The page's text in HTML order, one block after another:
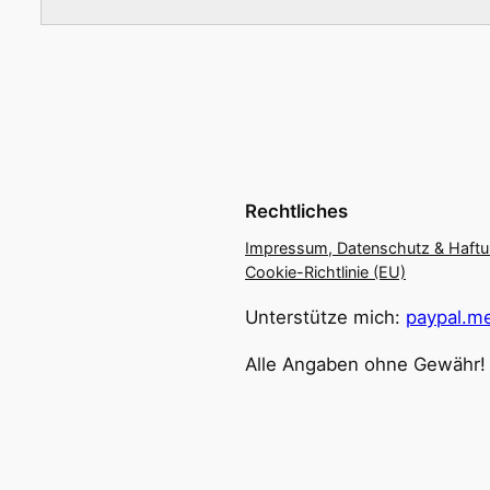
Rechtliches
Impressum, Datenschutz &
Cookie-Richtlinie (EU)
Unterstütze mich:
Alle Angaben ohne Gewähr!